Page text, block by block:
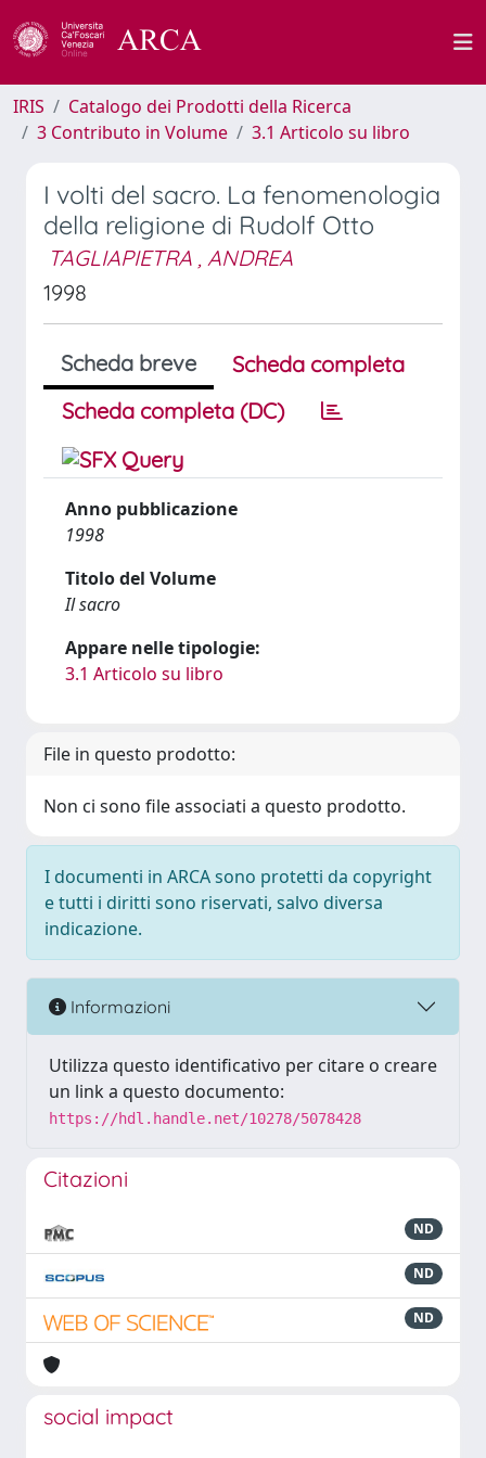
IRIS
Catalogo dei Prodotti della Ricerca
3 Contributo in Volume
3.1 Articolo su libro
I volti del sacro. La fenomenologia
della religione di Rudolf Otto
TAGLIAPIETRA , ANDREA
1998
Scheda breve
Scheda completa
Scheda completa (DC)
Anno pubblicazione
1998
Titolo del Volume
Il sacro
Appare nelle tipologie:
3.1 Articolo su libro
File in questo prodotto:
Non ci sono file associati a questo prodotto.
I documenti in ARCA sono protetti da copyright
e tutti i diritti sono riservati, salvo diversa
indicazione.
Informazioni
Utilizza questo identificativo per citare o creare
un link a questo documento:
https://hdl.handle.net/10278/5078428
Citazioni
ND
ND
ND
social impact